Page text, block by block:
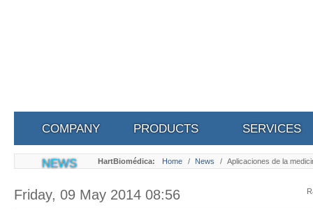
COMPANY PRODUCTS SERVICES
NEWS HartBiomédica: Home / News / Aplicaciones de la
Friday, 09 May 2014 08:56